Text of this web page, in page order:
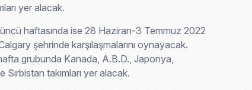
yer alacak.
haftasında ise 28 Haziran-3 Temmuz 2022
şehrinde karşılaşmalarını oynayacak.
grubunda Kanada, A.B.D., Japonya,
takımları yer alacak.